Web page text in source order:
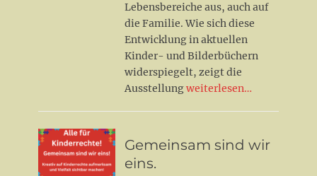
Lebensbereiche aus, auch auf
die Familie. Wie sich diese
Entwicklung in aktuellen
Kinder- und Bilderbüchern
widerspiegelt, zeigt die
Ausstellungweiterlesen…
Gemeinsam sind wir
eins.